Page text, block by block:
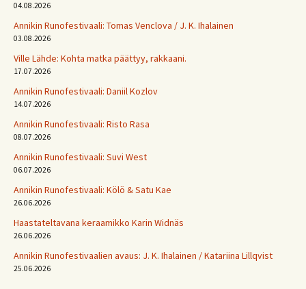
04.08.2026
Annikin Runofestivaali: Tomas Venclova / J. K. Ihalainen
03.08.2026
Ville Lähde: Kohta matka päättyy, rakkaani.
17.07.2026
Annikin Runofestivaali: Daniil Kozlov
14.07.2026
Annikin Runofestivaali: Risto Rasa
08.07.2026
Annikin Runofestivaali: Suvi West
06.07.2026
Annikin Runofestivaali: Kölö & Satu Kae
26.06.2026
Haastateltavana keraamikko Karin Widnäs
26.06.2026
Annikin Runofestivaalien avaus: J. K. Ihalainen / Katariina Lillqvist
25.06.2026